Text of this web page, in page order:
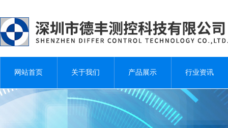
网站首页 关于我们 产品展示 行业资讯